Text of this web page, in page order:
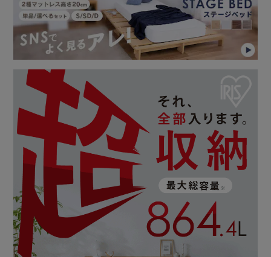
複数の引き出しで効率的に収納ができます。
2口コンセントとスライド本棚も備えています。
最大10個の引き出し付きで、収納力を重視する方におすす
めな収納宮付きタイプです。
取り出しに手間がかかるフリースペースを最小限に設計して
います。
また、床板のすのこは片面仕様で取り外しが簡単なので、収
納物の出し入れもスムーズです。
マットレスの滑りを防ぐ、滑り止めも付属しています。
★お客様組立★